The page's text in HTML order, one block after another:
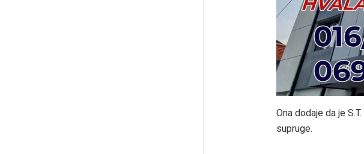
Ona dodaje da je
supruge.